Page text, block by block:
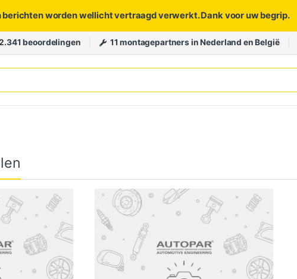
worden wellicht vertraagd verwerkt. Dank voor uw begrip.
beoordelingen 11 montagepartners in Nederland en België